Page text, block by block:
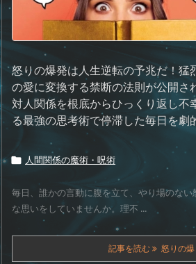
怒りの爆発は人生逆転の予兆だ！猛
の愛に変換する禁断の法則が公開さ
対人関係を根底からひっくり返し不
る最強の思考術で停滞した毎日を劇
 人間関係の魔術・呪術
毎日、誰かの言動に腹を立て、やり場のない
な思いをしていませんか。理不 ...
記事を読む 怒りの爆